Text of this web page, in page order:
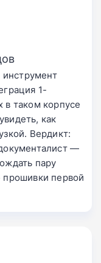
1-
в таком корпусе
как
Вердикт:
—
пару
прошивки первой